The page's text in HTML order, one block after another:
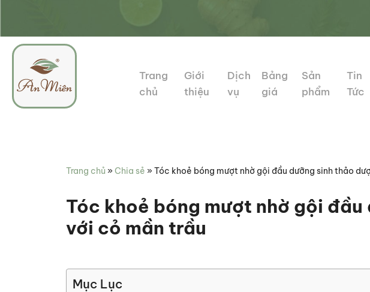
Trang
chủ
Giới
thiệu
Dịch
vụ
Bảng
giá
Sản
phẩm
Tin
Tức
Trang chủ »Chia sẻ »Tóc khoẻ bóng mượt nhờ gội đầu dưỡng sinh thảo
Tóc khoẻ bóng mượt nhờ gội
với cỏ mần trầu
Mục Lục